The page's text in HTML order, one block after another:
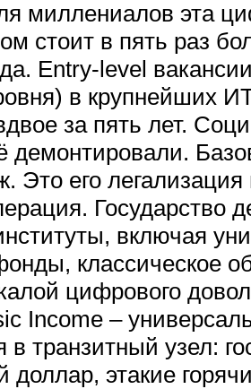
миллениалов эта
стоит в пять раз
Entry-level
в крупнейших
за пять лет.
демонтировали.
Это его
Государство
включая
классическое
цифрового
Income –
в транзитный узел:
этакие